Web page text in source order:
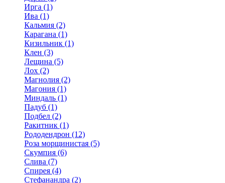
Ирга (1)
Ива (1)
Кальмия (2)
Карагана (1)
Кизильник (1)
Клен (3)
Лещина (5)
Лох (2)
Магнолия (2)
Магония (1)
Миндаль (1)
Падуб (1)
Подбел (2)
Ракитник (1)
Рододендрон (12)
Роза морщинистая (5)
Скумпия (6)
Слива (7)
Спирея (4)
Стефанандра (2)